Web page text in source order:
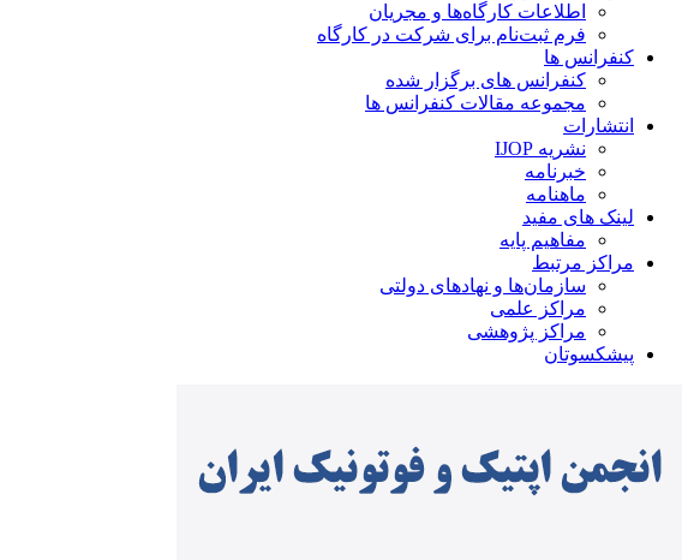
اطلاعات کارگاه‌ها و مجریان
فرم ثبت‌نام برای شرکت در کارگاه
کنفرانس ها
کنفرانس های برگزار شده
مجموعه مقالات کنفرانس ها
انتشارات
نشریه IJOP
خبرنامه
ماهنامه
لینک های مفید
مفاهیم پایه
مراکز مرتبط
سازمان‌ها و نهادهای دولتی
مراکز علمی
مراکز پژوهشی
پیشکسوتان